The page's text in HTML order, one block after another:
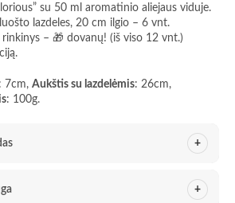
su 50 ml aromatinio aliejaus viduje.
lazdeles, 20 cm ilgio – 6 vnt.
rinkinys – 🎁 dovanų! (iš viso 12 vnt.)
: 7cm, Aukštis su lazdelėmis: 26cm,
: 100g.